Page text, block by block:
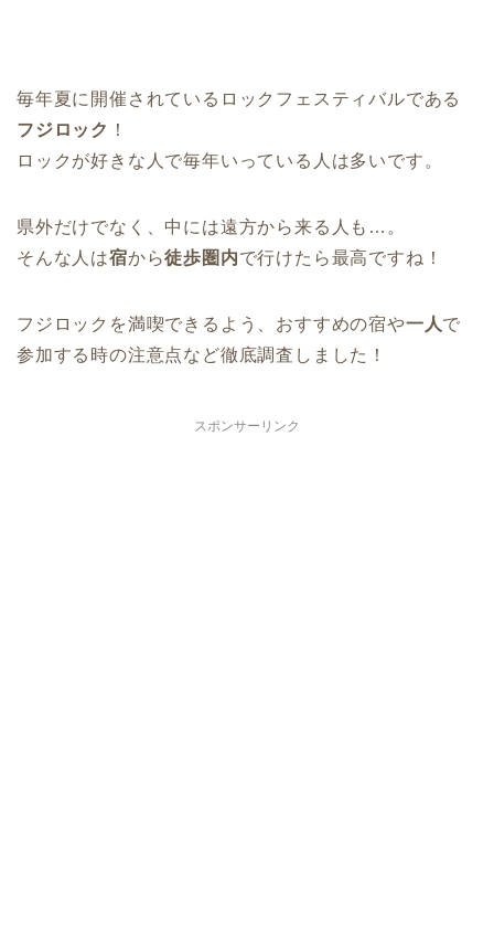
毎年夏に開催されているロックフェスティバルである
フジロック ！
ロックが好きな人で毎年いっている人は多いです。
県外だけでなく、中には遠方から来る人も…。
そんな人は宿から徒歩圏内で行けたら最高ですね！
フジロックを満喫できるよう、おすすめの宿や一人で
参加する時の注意点など徹底調査しました！
スポンサーリンク